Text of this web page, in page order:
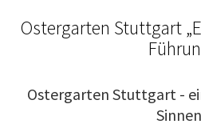
Ostergarten Stuttgart
Ostergarten Stuttgart -
Sinnen